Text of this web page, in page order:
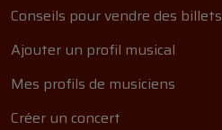
Conseils pour vendre des billets
Ajouter un profil musical
Mes profils de musiciens
Créer un concert